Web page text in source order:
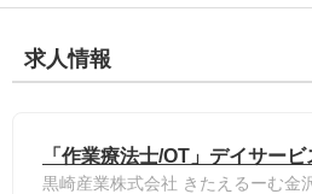
求人情報
「作業療法士/OT」デイサー
黒崎産業株式会社 きたえるーむ金